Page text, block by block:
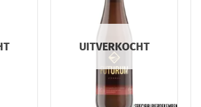
UITVERKOCHT